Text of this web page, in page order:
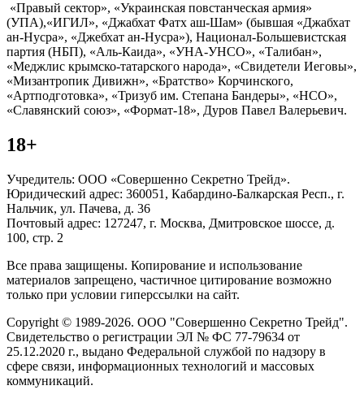
«Правый сектор», «Украинская повстанческая армия»
(УПА),«ИГИЛ», «Джабхат Фатх аш-Шам» (бывшая «Джабхат
ан-Нусра», «Джебхат ан-Нусра»), Национал-Большевистская
партия (НБП), «Аль-Каида», «УНА-УНСО», «Талибан»,
«Меджлис крымско-татарского народа», «Свидетели Иеговы»,
«Мизантропик Дивижн», «Братство» Корчинского,
«Артподготовка», «Тризуб им. Степана Бандеры», «НСО»,
«Славянский союз», «Формат-18», Дуров Павел Валерьевич.
18+
Учредитель: ООО «Совершенно Секретно Трейд».
Юридический адрес: 360051, Кабардино-Балкарская Респ., г.
Нальчик, ул. Пачева, д. 36
Почтовый адрес: 127247, г. Москва, Дмитровское шоссе, д.
100, стр. 2
Все права защищены. Копирование и использование
материалов запрещено, частичное цитирование возможно
только при условии гиперссылки на сайт.
Copyright © 1989-2026. ООО "Совершенно Секретно Трейд".
Свидетельство о регистрации ЭЛ № ФС 77-79634 от
25.12.2020 г., выдано Федеральной службой по надзору в
сфере связи, информационных технологий и массовых
коммуникаций.